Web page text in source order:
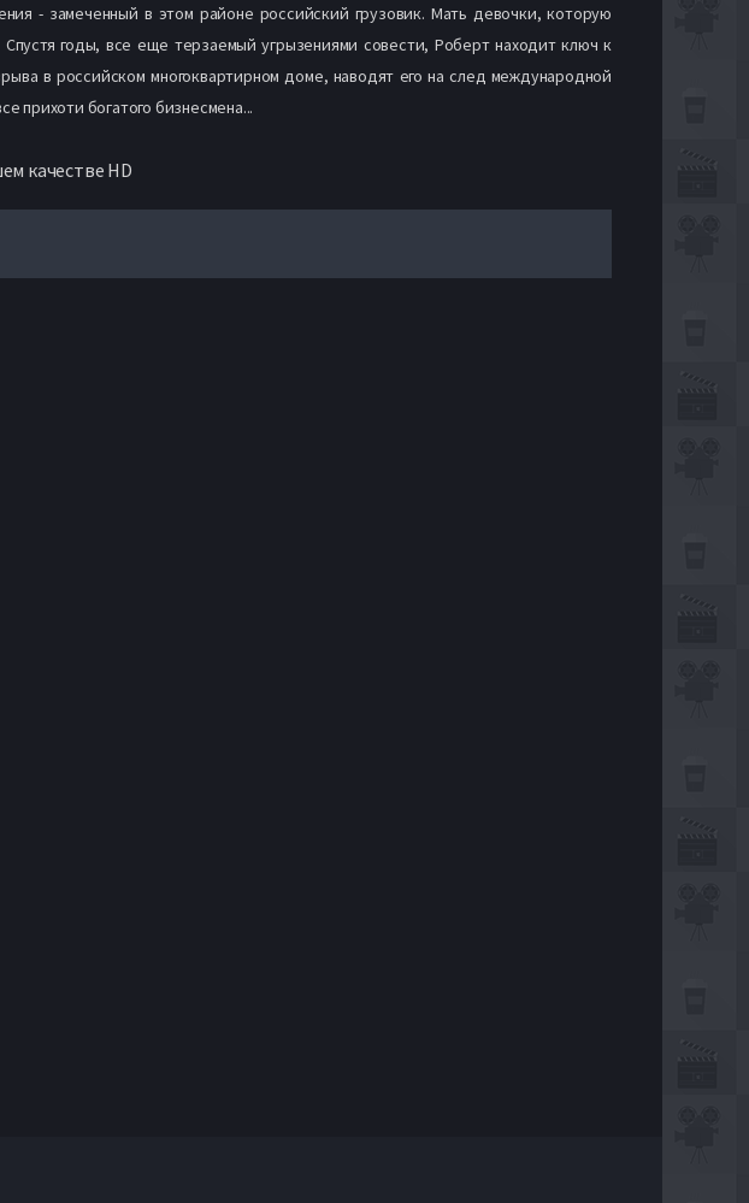
- замеченный в этом районе российский грузовик. Мать девочки, которую
годы, все еще терзаемый угрызениями совести, Роберт находит ключ к
в российском многоквартирном доме, наводят его на след международной
прихоти богатого бизнесмена...
качестве HD